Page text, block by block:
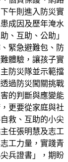
午則進入防災實
成因及歷年淹水
、互助、公助」
緊急避難包、防
體驗，讓孩子實
防災隊並示範擋
過防災闖關挑戰
的判斷與應變能
更要從家庭與社
救、互助的小尖
任張明慧及志工
工力量，實踐青
兵證書」，期盼